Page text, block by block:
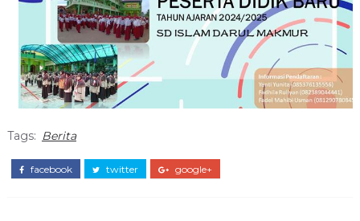
Tags: Berita
facebook twitter google+